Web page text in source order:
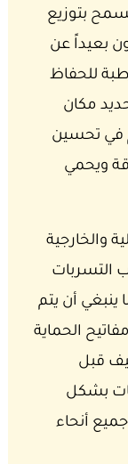
بتوزيع
بعيداً عن
للحفاظ
مكان
في تحسين
ويحمي
والخارجية
التسربات
أن يتم
الحماية
قبل
بشكل
أنحاء